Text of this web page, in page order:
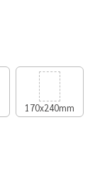
170x240mm